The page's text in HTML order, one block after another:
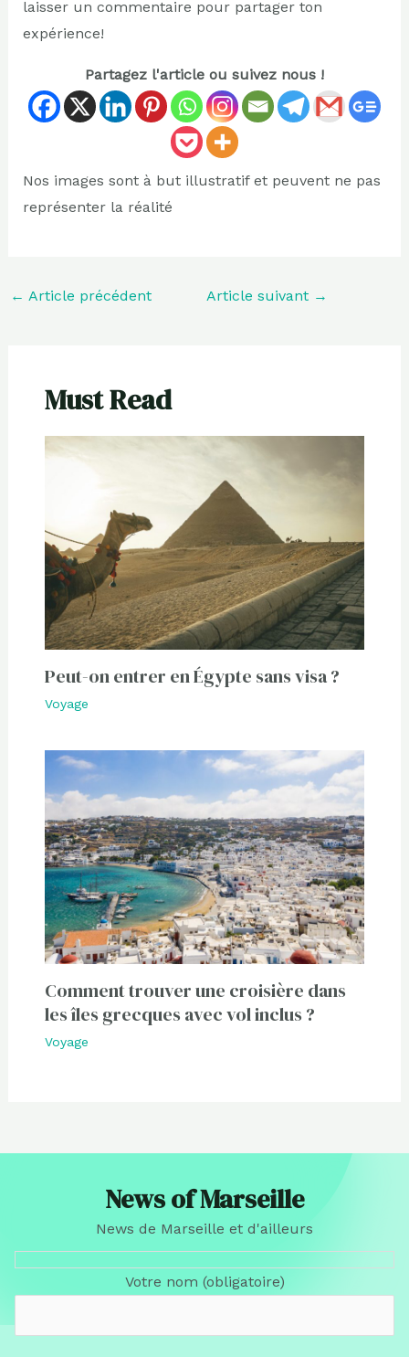
laisser un commentaire pour partager ton
expérience!
Partagez l'article ou suivez nous !
Nos images sont à but illustratif et peuvent ne pas
représenter la réalité
← Article précédent Article suivant →
Must Read
Peut-on entrer en Égypte sans visa ?
Voyage
Comment trouver une croisière dans
les îles grecques avec vol inclus ?
Voyage
News of Marseille
News de Marseille et d'ailleurs
Votre nom (obligatoire)